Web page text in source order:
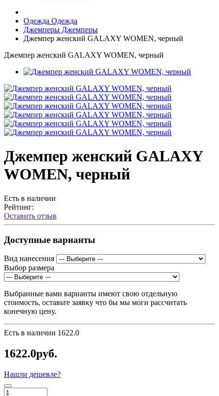
Одежда Одежда
Джемперы Джемперы
Джемпер женский GALAXY WOMEN, черный
Джемпер женский GALAXY WOMEN, черный
Джемпер женский GALAXY
WOMEN, черный
Есть в наличии
Рейтинг:
Оставить отзыв
Доступные варианты
Вид нанесения
Выбор размера
Выбранные вами варианты имеют свою отдельную
стоимость, оставьте заявку что бы мы моги рассчитать
конечную цену.
Есть в наличии 1622.0
1622.0руб.
Нашли дешевле?